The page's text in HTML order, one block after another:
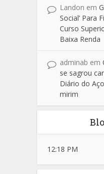
Landon em
Social’ Para
Curso
Baixa Renda
adminab em
se sagrou
Diário do
mirim
12:18 PM